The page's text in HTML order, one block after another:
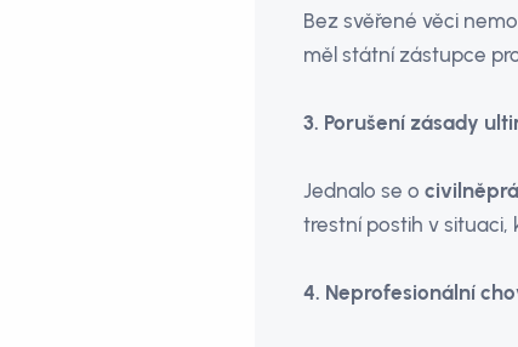
Bez svěřené věci
měl státní zástupce
3. Porušení zásady
Jednalo se o
trestní postih v situaci,
4. Neprofesionální